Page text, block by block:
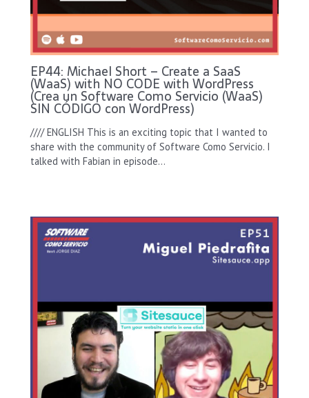
EP44: Michael Short – Create a SaaS
(WaaS) with NO CODE with WordPress
(Crea un Software Como Servicio (WaaS)
SIN CÓDIGO con WordPress)
//// ENGLISH This is an exciting topic that I wanted to
share with the community of Software Como Servicio. I
talked with Fabian in episode…